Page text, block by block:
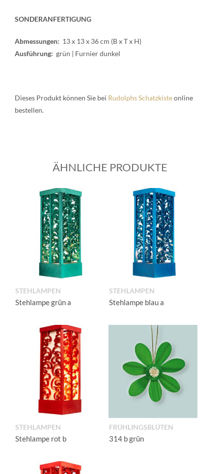
SONDERANFERTIGUNG
Abmessungen: 13 x 13 x 36 cm (B x T x H)
Ausführung: grün | Furnier dunkel
Dieses Produkt können Sie bei Rudolphs Schatzkisteonline
bestellen.
ÄHNLICHE PRODUKTE
STEHLAMPEN
Stehlampe grün a
STEHLAMPEN
Stehlampe blau a
STEHLAMPEN
Stehlampe rot b
FRÜHLINGSBLÜTEN
314 b grün